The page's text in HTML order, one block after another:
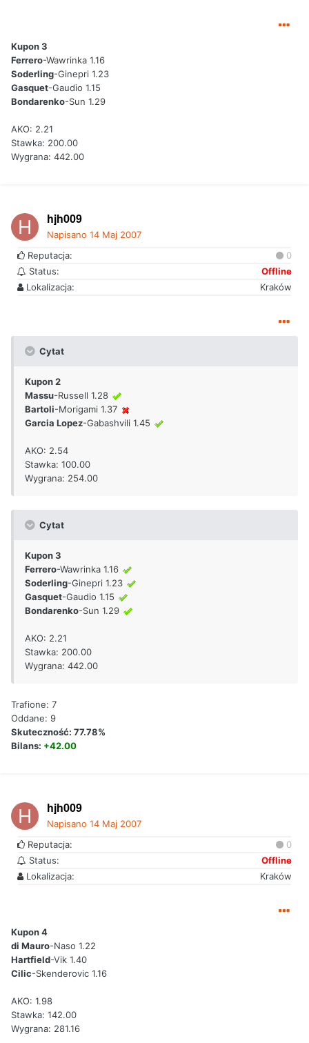
Kupon 3
Ferrero-Wawrinka 1.16
Soderling-Ginepri 1.23
Gasquet-Gaudio 1.15
Bondarenko-Sun 1.29
AKO: 2.21
Stawka: 200.00
Wygrana: 442.00
hjh009
Napisano 14 Maj 2007
Reputacja:
0
Status:
Offline
Lokalizacja:
Kraków
Cytat
Kupon 2
Massu-Russell 1.28
Bartoli-Morigami 1.37
Garcia Lopez-Gabashvili 1.45
AKO: 2.54
Stawka: 100.00
Wygrana: 254.00
Cytat
Kupon 3
Ferrero-Wawrinka 1.16
Soderling-Ginepri 1.23
Gasquet-Gaudio 1.15
Bondarenko-Sun 1.29
AKO: 2.21
Stawka: 200.00
Wygrana: 442.00
Trafione: 7
Oddane: 9
Skuteczność: 77.78%
Bilans: +42.00
hjh009
Napisano 14 Maj 2007
Reputacja:
0
Status:
Offline
Lokalizacja:
Kraków
Kupon 4
di Mauro-Naso 1.22
Hartfield-Vik 1.40
Cilic-Skenderovic 1.16
AKO: 1.98
Stawka: 142.00
Wygrana: 281.16